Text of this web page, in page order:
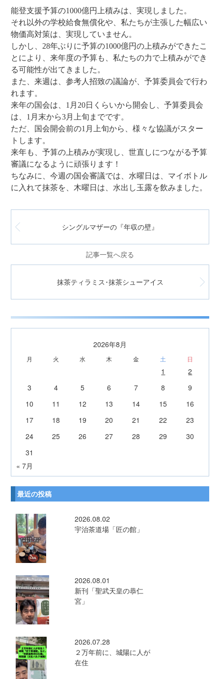
能登支援予算の1000億円上積みは、実現しました。
それ以外の学校給食無償化や、私たちが主張した幅広い
物価高対策は、実現していません。
しかし、28年ぶりに予算の1000億円の上積みができたこ
とにより、来年度の予算も、私たちの力で上積みができ
る可能性が出てきました。
また、来週は、参考人招致の議論が、予算委員会で行わ
れます。
来年の国会は、1月20日くらいから開会し、予算委員会
は、1月末から3月上旬までです。
ただ、国会開会前の1月上旬から、様々な協議がスター
トします。
来年も、予算の上積みが実現し、世直しにつながる予算
審議になるように頑張ります！
ちなみに、今週の国会審議では、水曜日は、マイボトル
に入れて抹茶を、木曜日は、水出し玉露を飲みました。
シングルマザーの『年収の壁』
記事一覧へ戻る
抹茶ティラミス･抹茶シューアイス
2026年8月
月 火 水 木 金 土 日
1
2
3
4 5 6 7 8
9
10
11 12 13 14 15
16
17
18 19 20 21 22
23
24
25 26 27 28 29
30
31
« 7月
最近の投稿
2026.08.02
宇治茶道場「匠の館」
2026.08.01
新刊「聖武天皇の恭仁
宮」
2026.07.28
２万年前に、城陽に人が
在住